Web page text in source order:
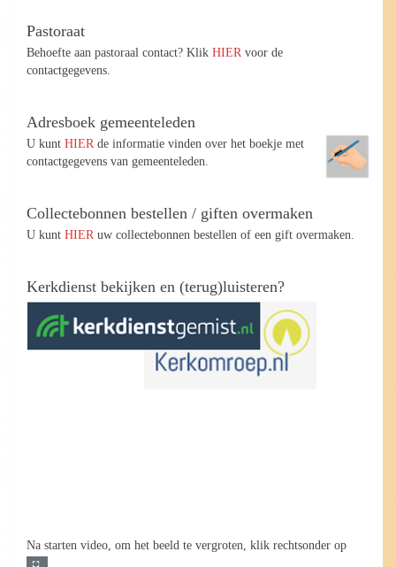
Pastoraat
Behoefte aan pastoraal contact? Klik HIER voor de
contactgegevens.
Adresboek gemeenteleden
U kunt HIER de informatie vinden over het boekje met
contactgegevens van gemeenteleden.
Collectebonnen bestellen / giften overmaken
U kunt HIER uw collectebonnen bestellen of een gift overmaken.
Kerkdienst bekijken en (terug)luisteren?
Na starten video, om het beeld te vergroten, klik rechtsonder op